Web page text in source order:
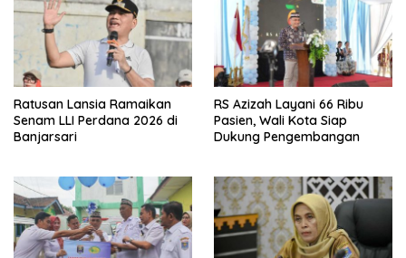
Ratusan Lansia Ramaikan
Senam LLI Perdana 2026 di
Banjarsari
RS Azizah Layani 66 Ribu
Pasien, Wali Kota Siap
Dukung Pengembangan